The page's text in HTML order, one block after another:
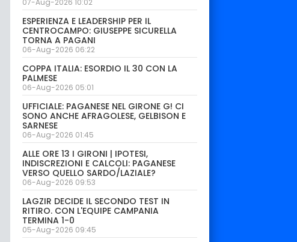
07-Aug-2026 10:02
ESPERIENZA E LEADERSHIP PER IL
CENTROCAMPO: GIUSEPPE SICURELLA
TORNA A PAGANI
06-Aug-2026 06:22
COPPA ITALIA: ESORDIO IL 30 CON LA
PALMESE
06-Aug-2026 05:01
UFFICIALE: PAGANESE NEL GIRONE G! CI
SONO ANCHE AFRAGOLESE, GELBISON E
SARNESE
06-Aug-2026 01:45
ALLE ORE 13 I GIRONI | IPOTESI,
INDISCREZIONI E CALCOLI: PAGANESE
VERSO QUELLO SARDO/LAZIALE?
06-Aug-2026 09:53
LAGZIR DECIDE IL SECONDO TEST IN
RITIRO. CON L'EQUIPE CAMPANIA
TERMINA 1-0
05-Aug-2026 09:45